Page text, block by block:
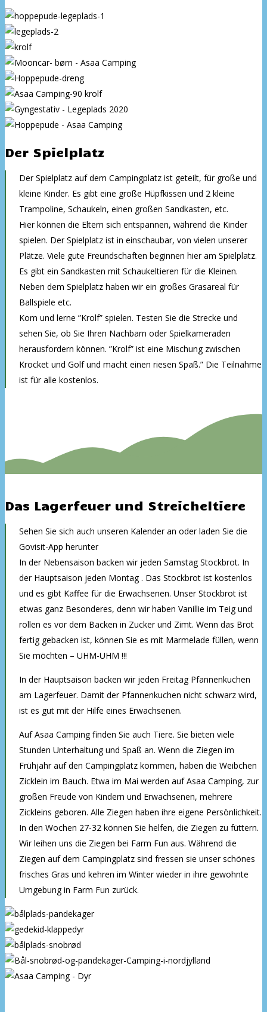
Der Spielplatz
Der Spielplatz auf dem Campingplatz ist geteilt, für große und
kleine Kinder. Es gibt eine große Hüpfkissen und 2 kleine
Trampoline, Schaukeln, einen großen Sandkasten, etc.
Hier können die Eltern sich entspannen, während die Kinder
spielen. Der Spielplatz ist in einschaubar, von vielen unserer
Plätze. Viele gute Freundschaften beginnen hier am Spielplatz.
Es gibt ein Sandkasten mit Schaukeltieren für die Kleinen.
Neben dem Spielplatz haben wir ein großes Grasareal für
Ballspiele etc.
Kom und lerne ”Krolf” spielen. Testen Sie die Strecke und
sehen Sie, ob Sie Ihren Nachbarn oder Spielkameraden
herausfordern können. ”Krolf” ist eine Mischung zwischen
Krocket und Golf und macht einen riesen Spaß.” Die Teilnahme
ist für alle kostenlos.
Das Lagerfeuer und Streicheltiere
Sehen Sie sich auch unseren Kalender an oder laden Sie die
Govisit-App herunter
In der Nebensaison backen wir jeden Samstag Stockbrot. In
der Hauptsaison jeden Montag . Das Stockbrot ist kostenlos
und es gibt Kaffee für die Erwachsenen. Unser Stockbrot ist
etwas ganz Besonderes, denn wir haben Vanillie im Teig und
rollen es vor dem Backen in Zucker und Zimt. Wenn das Brot
fertig gebacken ist, können Sie es mit Marmelade füllen, wenn
Sie möchten – UHM-UHM !!!
In der Hauptsaison backen wir jeden Freitag Pfannenkuchen
am Lagerfeuer. Damit der Pfannenkuchen nicht schwarz wird,
ist es gut mit der Hilfe eines Erwachsenen.
Auf Asaa Camping finden Sie auch Tiere. Sie bieten viele
Stunden Unterhaltung und Spaß an. Wenn die Ziegen im
Frühjahr auf den Campingplatz kommen, haben die Weibchen
Zicklein im Bauch. Etwa im Mai werden auf Asaa Camping, zur
großen Freude von Kindern und Erwachsenen, mehrere
Zickleins geboren. Alle Ziegen haben ihre eigene Persönlichkeit.
In den Wochen 27-32 können Sie helfen, die Ziegen zu füttern.
Wir leihen uns die Ziegen bei Farm Fun aus. Während die
Ziegen auf dem Campingplatz sind fressen sie unser schönes
frisches Gras und kehren im Winter wieder in ihre gewohnte
Umgebung in Farm Fun zurück.